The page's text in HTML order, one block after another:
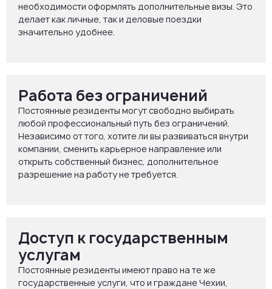
необходимости оформлять дополнительные визы. Это
делает как личные, так и деловые поездки
значительно удобнее.
Работа без ограничений
Постоянные резиденты могут свободно выбирать
любой профессиональный путь без ограничений.
Независимо от того, хотите ли вы развиваться внутри
компании, сменить карьерное направление или
открыть собственный бизнес, дополнительное
разрешение на работу не требуется.
Доступ к государственным
услугам
Постоянные резиденты имеют право на те же
государственные услуги, что и граждане Чехии,